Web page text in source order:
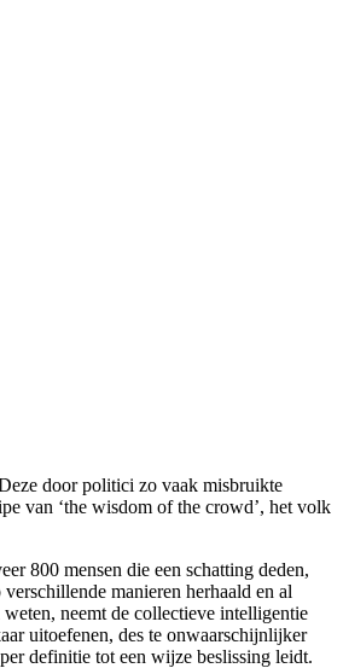
door politici zo vaak misbruikte
van ‘the wisdom of the crowd’, het volk
800 mensen die een schatting deden,
manieren herhaald en al
neemt de collectieve intelligentie
uitoefenen, des te onwaarschijnlijker
definitie tot een wijze beslissing leidt.